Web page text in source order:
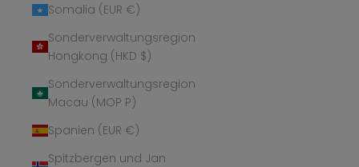
Somalia (EUR €)
Sonderverwaltungsregion
Hongkong (HKD $)
Sonderverwaltungsregion
Macau (MOP P)
Spanien (EUR €)
Spitzbergen und Jan